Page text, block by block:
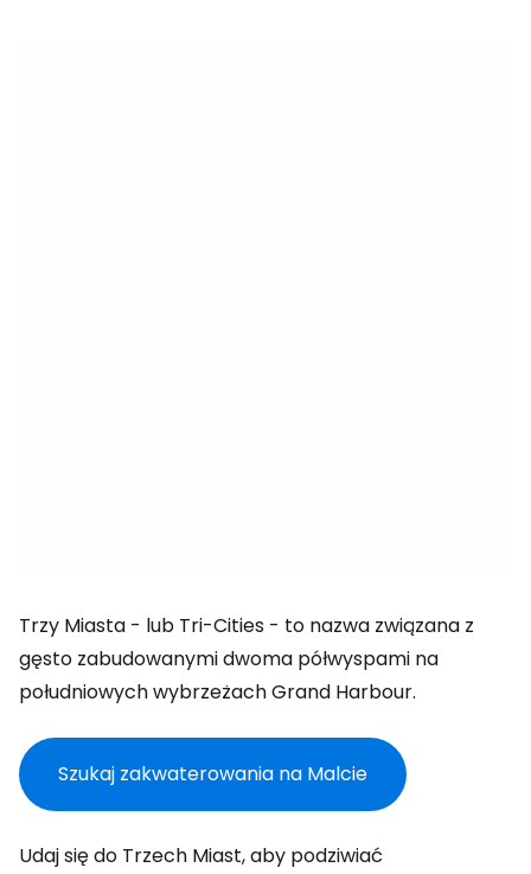
Trzy Miasta - lub Tri-Cities - to nazwa związana z
gęsto zabudowanymi dwoma półwyspami na
południowych wybrzeżachGrand Harbour.
Szukaj zakwaterowania na Malcie
Udaj się do Trzech Miast, aby podziwiać